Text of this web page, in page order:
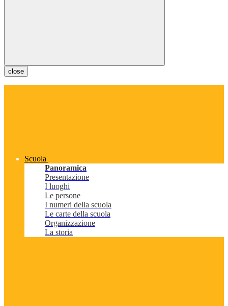
close
Scuola
Panoramica
Presentazione
I luoghi
Le persone
I numeri della scuola
Le carte della scuola
Organizzazione
La storia